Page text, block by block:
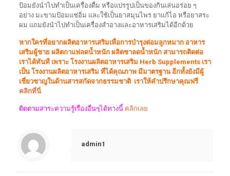
ป้อมยังนำไปทำเป็นเครื่องดื่ม หรือแปรรูปเป็นของกินเล่นอร่อย ๆ
อย่าง มะขามป้อมแช่อิ่ม และใช้เป็นยาสมุนไพร ยาแก้ไอ หรือยาสระ
ผม แถมยังนำไปทำเป็นเครื่องสำอางและอาหารเสริมได้อีกด้วย
หากใครที่อยากผลิตอาหารเสริมเพื่อการบำรุงต่อมลูกหมาก อาหาร
เสริมผู้ชาย ผลิตกาแฟลดน้ำหนัก ผลิตชาลดน้ำหนัก สามารถติดต่อ
เราได้ทันที เพราะ โรงงานผลิตอาหารเสริม Herb Supplements เรา
เป็น โรงงานผลิตอาหารเสริม ที่ได้คุณภาพ มีมาตรฐาน อีกทั้งยังมีผู้
เชี่ยวชาญในด้านสารสกัดจากธรรมชาติ เราให้คำปรึกษาคุณฟรี
คลิกที่นี่
ติดตามสาระความรู้เรื่องอื่นๆได้ทางนี้ คลิกเลย
admin1